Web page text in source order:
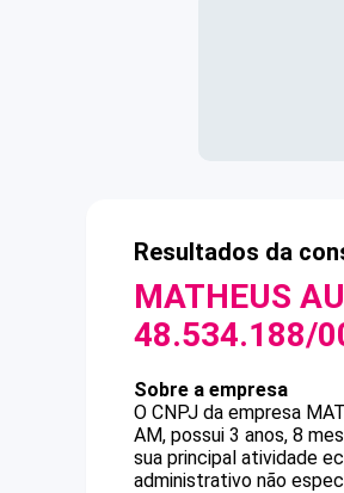
Resultados da
MATHEUS
48.534.188/
Sobre a empresa
O CNPJ da empresa
AM, possui 3 anos, 8
sua principal atividade
administrativo não